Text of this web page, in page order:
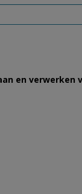
en verwerken